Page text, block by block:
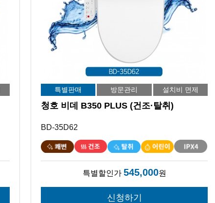
특별판매 방문관리 설치비 면제
청호 비데 B350 PLUS (건조·탈취)
BD-35D62
특별할인가 545,000원